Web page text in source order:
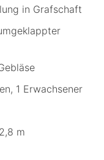
in Grafschaft
1 Erwachsener
m